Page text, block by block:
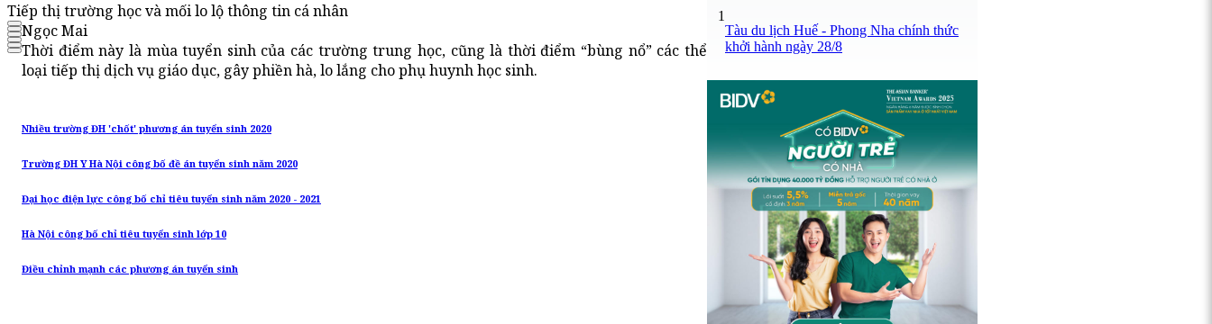
Tiếp thị trường học và mối lo lộ thông tin cá nhân
Ngọc Mai
Thời điểm này là mùa tuyển sinh của các trường trung học, cũng là thời điểm “bùng nổ” các thể
loại tiếp thị dịch vụ giáo dục, gây phiền hà, lo lắng cho phụ huynh học sinh.
Nhiều trường ĐH 'chốt' phương án tuyển sinh 2020
Trường ĐH Y Hà Nội công bố đề án tuyển sinh năm 2020
Đại học điện lực công bố chỉ tiêu tuyển sinh năm 2020 - 2021
Hà Nội công bố chỉ tiêu tuyển sinh lớp 10
Điều chỉnh mạnh các phương án tuyển sinh
1
Tàu du lịch Huế - Phong Nha chính thức
khởi hành ngày 28/8